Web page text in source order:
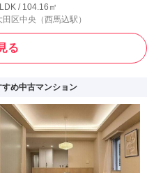
/ 104.16㎡
田区中央 （西馬込駅）
る
め中古マンション